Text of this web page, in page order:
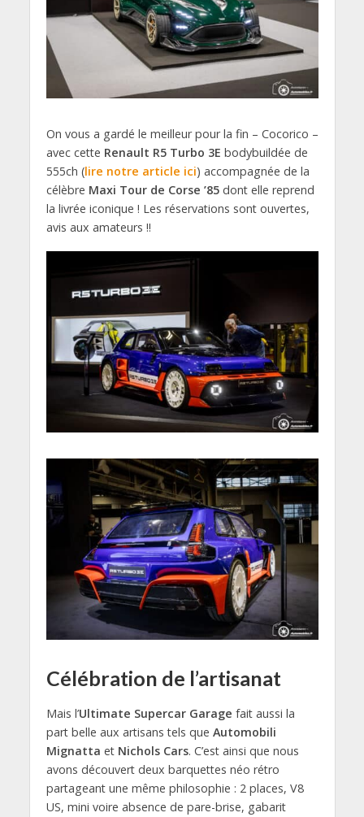
On vous a gardé le meilleur pour la fin – Cocorico –
avec cette Renault R5 Turbo 3E bodybuildée de
555ch (lire notre article ici) accompagnée de la
célèbre Maxi Tour de Corse ’85dont elle reprend
la livrée iconique ! Les réservations sont ouvertes,
avis aux amateurs !!
Célébration de l’artisanat
Mais l’Ultimate Supercar Garage fait aussi la
part belle aux artisans tels que Automobili
Mignatta et Nichols Cars. C’est ainsi que nous
avons découvert deux barquettes néo rétro
partageant une même philosophie : 2 places, V8
US, mini voire absence de pare-brise, gabarit